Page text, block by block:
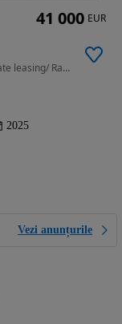
1998 cm3 • 184 CP • Garantie/ Km reali/ Posibilitate leasing/ Rate fixe cu buletinul
2025
Vezi anunțurile
41 000 EUR